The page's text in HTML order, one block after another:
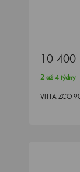
10 400
2 až 4 týdny
VITTA ZCO